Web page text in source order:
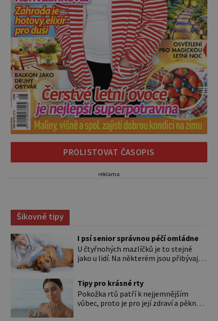
PROLISTOVAT ČASOPIS
reklama
Šikovné tipy
I psí senior správnou péčí omládne
U čtyřnohých mazlíčků je to stejné
jako u lidí. Na některém jsou přibývající
Přesto byste si měli staršího psa více
všímat, aby vám neunikly důležité
signály, že něco není v pořádku. Včasná
Tipy pro krásné rty
Pokožka rtů patří k nejjemnějším
vůbec, proto je pro její zdraví a pěkný